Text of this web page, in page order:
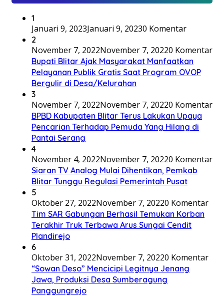
1
Januari 9, 2023Januari 9, 20230 Komentar
2
November 7, 2022November 7, 20220 Komentar
Bupati Blitar Ajak Masyarakat Manfaatkan
Pelayanan Publik Gratis Saat Program OVOP
Bergulir di Desa/Kelurahan
3
November 7, 2022November 7, 20220 Komentar
BPBD Kabupaten Blitar Terus Lakukan Upaya
Pencarian Terhadap Pemuda Yang Hilang di
Pantai Serang
4
November 4, 2022November 7, 20220 Komentar
Siaran TV Analog Mulai Dihentikan, Pemkab
Blitar Tunggu Regulasi Pemerintah Pusat
5
Oktober 27, 2022November 7, 20220 Komentar
Tim SAR Gabungan Berhasil Temukan Korban
Terakhir Truk Terbawa Arus Sungai Cendit
Plandirejo
6
Oktober 31, 2022November 7, 20220 Komentar
“Sowan Deso” Mencicipi Legitnya Jenang
Jawa, Produksi Desa Sumberagung
Panggungrejo